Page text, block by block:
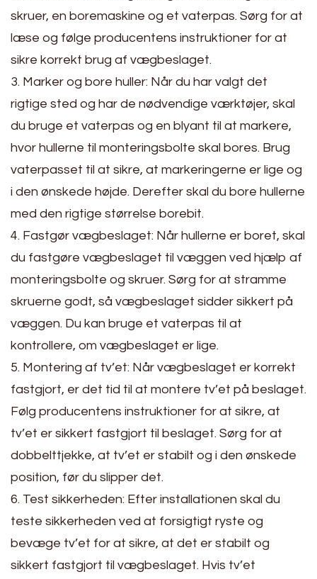
skruer, en boremaskine og et vaterpas. Sørg for at
læse og følge producentens instruktioner for at
sikre korrekt brug af vægbeslaget.
3. Marker og bore huller: Når du har valgt det
rigtige sted og har de nødvendige værktøjer, skal
du bruge et vaterpas og en blyant til at markere,
hvor hullerne til monteringsbolte skal bores. Brug
vaterpasset til at sikre, at markeringerne er lige og
i den ønskede højde. Derefter skal du bore hullerne
med den rigtige størrelse borebit.
4. Fastgør vægbeslaget: Når hullerne er boret, skal
du fastgøre vægbeslaget til væggen ved hjælp af
monteringsbolte og skruer. Sørg for at stramme
skruerne godt, så vægbeslaget sidder sikkert på
væggen. Du kan bruge et vaterpas til at
kontrollere, om vægbeslaget er lige.
5. Montering af tv’et: Når vægbeslaget er korrekt
fastgjort, er det tid til at montere tv’et på beslaget.
Følg producentens instruktioner for at sikre, at
tv’et er sikkert fastgjort til beslaget. Sørg for at
dobbelttjekke, at tv’et er stabilt og i den ønskede
position, før du slipper det.
6. Test sikkerheden: Efter installationen skal du
teste sikkerheden ved at forsigtigt ryste og
bevæge tv’et for at sikre, at det er stabilt og
sikkert fastgjort til vægbeslaget. Hvis tv’et